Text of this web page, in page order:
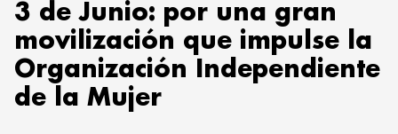
3 de Junio: por una gran
movilización que impulse la
Organización Independiente
de la Mujer